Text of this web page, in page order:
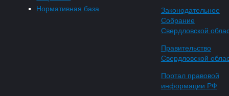
Нормативная база
Законодательное
Собрание
Свердловской
Правительство
Свердловской
Портал правовой
информации РФ